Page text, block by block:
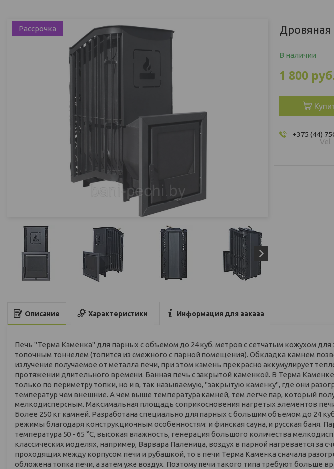
Рассрочка Дровяная
В наличии
1 800 руб.
+375 (44)
Vel
Описание Характеристики Информация для заказа
Печь "Терма Каменка" для парных с объемом до 24 куб. метров с сетчатым кожухом
топочным тоннелем (топится из смежного с парной помещения). Обкладка камнем
излучение получаемое от металла печи, при этом камень прекрасно аккумулирует
протяжении длительного времени. Банная печь с закрытой каменкой. В Терма
только по периметру топки, но и в, так называемую, "закрытую каменку", где они
температур чем внешние. А чем выше температура камней, тем легче пар, который
мелкодисперсным. Максимальная площадь соприкосновения нагретых элементов
Более 250 кг камней. Разработана специально для парных с большим объемом до 24
режимы благодаря конструкционным особенностям: и финская сауна, и русская баня.
температура 50 - 65 °С, высокая влажность, генерация большого количества
классических моделях, например, Варвара Паленица, воздух в парной нагревается за
проходящих между корпусом печи и рубашкой, то в печи Терма Каменка сначала
обложена топка печи, а затем уже воздух. Поэтому печи такого типа требуют больше